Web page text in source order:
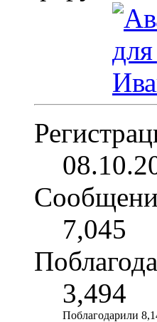
7,045
3,494
Поблагодарили